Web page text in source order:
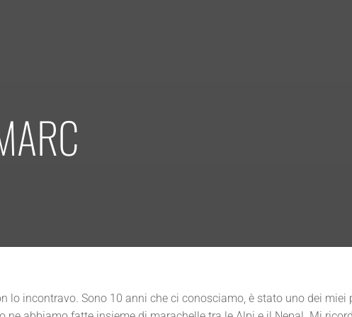
lo incontravo. Sono 10 anni che ci conosciamo, è stato uno dei miei